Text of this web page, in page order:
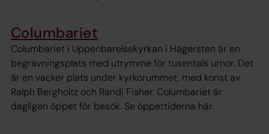
Columbariet
Columbariet i Uppenbarelsekyrkan i Hägersten är en
begravningsplats med utrymme för tusentals urnor. Det
är en vacker plats under kyrkorummet, med konst av
Ralph Bergholtz och Randi Fisher. Columbariet är
dagligen öppet för besök. Se öppettiderna här.